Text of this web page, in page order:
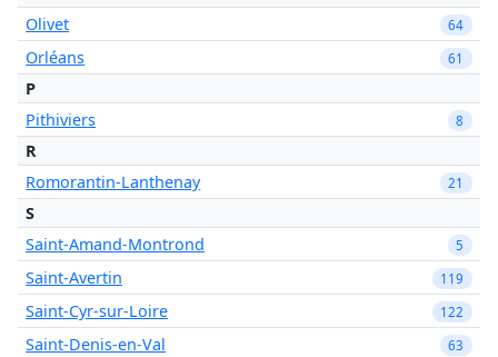
Olivet
64
Orléans 61
P
Pithiviers
8
R
Romorantin-Lanthenay
21
S
Saint-Amand-Montrond
5
Saint-Avertin 119
Saint-Cyr-sur-Loire 122
Saint-Denis-en-Val 63